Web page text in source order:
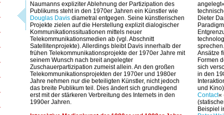
Naumanns expliziter Ablehnung der Partizipation des
Publikums steht in den 1970er Jahren ein Künstler wie
Douglas Davis diametral entgegen. Seine künstlerischen
Projekte zielen auf die Herstellung explizit dialogischer
Kommunikationssituationen mittels neuer
Telekommunikationsmedien ab (vgl. Abschnitt
Satellitenprojekte). Allerdings bleibt Davis innerhalb der
frühen Telekommunikationsprojekte der 1970er Jahre mit
seinem Wunsch nach breit angelegter
Zuschauerpartizipation zumeist allein. An den großen
Telekommunikationsprojekten der 1970er und 1980er
Jahre nehmen nur die beteiligten Künstler, nicht jedoch
das breite Publikum teil. Dies ändert sich grundlegend
erst mit der stärkeren Verbreitung des Internets in den
1990er Jahren.
Dieter
Ansätze
Formen
sich
in den
und
Contact«
Beispiel